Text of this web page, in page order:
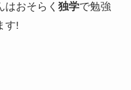
はおそらく 独学で勉強
す!